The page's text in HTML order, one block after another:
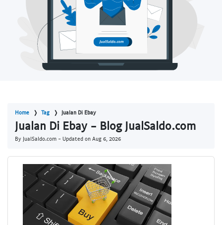
Home Tag Jualan Di Ebay
Jualan Di Ebay - Blog JualSaldo.com
By JualSaldo.com - Updated on Aug 6, 2026